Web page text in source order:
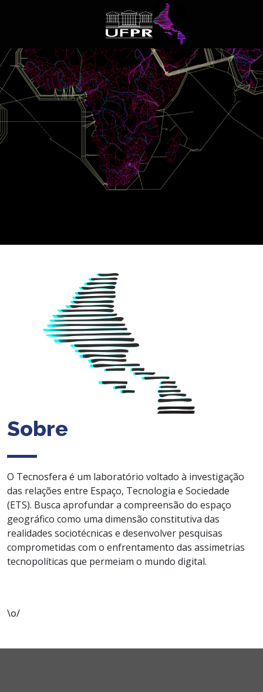
Sobre
O Tecnosfera é um laboratório voltado à investigação
das relações entre Espaço, Tecnologia e Sociedade
(ETS). Busca aprofundar a compreensão do espaço
geográfico como uma dimensão constitutiva das
realidades sociotécnicas e desenvolver pesquisas
comprometidas com o enfrentamento das assimetrias
tecnopolíticas que permeiam o mundo digital.
\o/